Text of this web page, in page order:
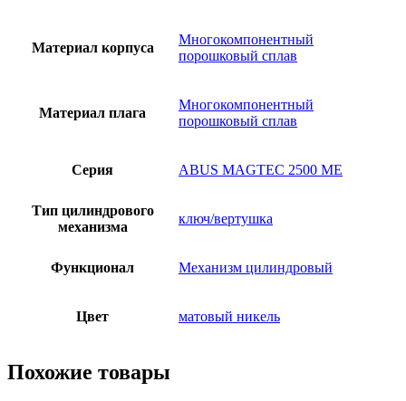
Материал корпуса
Многокомпонентный
порошковый сплав
Материал плага
Многокомпонентный
порошковый сплав
Серия ABUS MAGTEC 2500 ME
Тип цилиндрового
механизма
ключ/вертушка
Функционал Механизм цилиндровый
Цвет матовый никель
Похожие товары